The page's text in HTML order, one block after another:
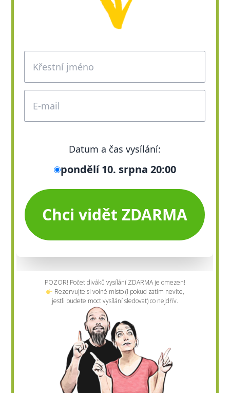
POZOR! Počet diváků vysílání ZDARMA je omezen!
Rezervujte si volné místo (i pokud zatím nevíte,
jestli budete moct vysílání sledovat) co nejdřív.